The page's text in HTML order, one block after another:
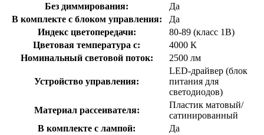
Без диммирования:
Да
В комплекте с блоком управления:
Да
Индекс цветопередачи:
80-89 (класс 1В)
Цветовая температура с:
4000 К
Номинальный световой поток:
2500 лм
Устройство управления:
LED-драйвер (блок
питания для
светодиодов)
Материал рассеивателя:
Пластик матовый/
сатинированный
В комплекте с лампой:
Да